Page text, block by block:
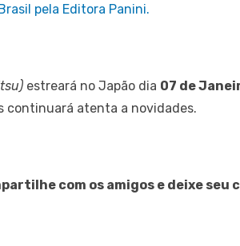
pela Editora Panini.
estreará no Japão dia 07 de
continuará atenta a novidades.
com os amigos e deixe seu